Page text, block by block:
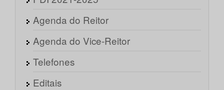
Agenda do Reitor
Agenda do Vice-Reitor
Telefones
Editais